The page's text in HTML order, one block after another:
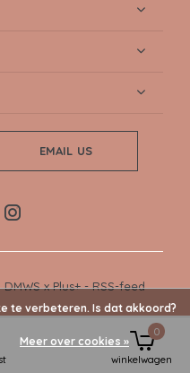
EMAIL US
DMWSxPlus+-RSS-feed
winkelwagen
0
te verbeteren. Is dat akkoord?
Meer over cookies »